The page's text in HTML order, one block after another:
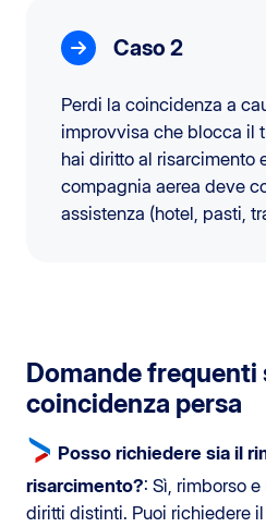
Caso 2
Perdi la coincidenza a
improvvisa che blocca il
hai diritto al risarcimento
compagnia aerea deve
assistenza (hotel, pasti,
Domande frequenti
coincidenza persa
Posso richiedere sia il
risarcimento?: Sì, rimborso
diritti distinti. Puoi richiedere